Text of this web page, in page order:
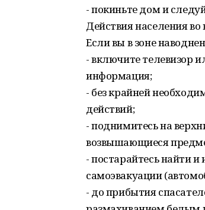
- покиньте дом и
Действия населения
Если вы в зоне
- включите телевизор
информация;
- без крайней
действий;
- поднимитесь на
возвышающиеся
- постарайтесь найти
самоэвакуации
- до прибытия